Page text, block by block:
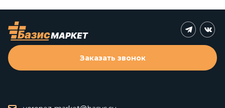
Заказать звонок